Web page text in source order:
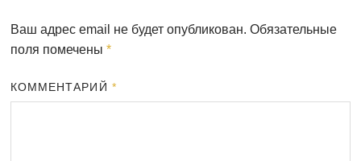
Ваш адрес email не будет опубликован. Обязательные
поля помечены *
КОММЕНТАРИЙ *